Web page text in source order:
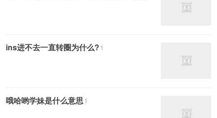
ins进不去一直转圈为什么? 1
哦哈哟学妹是什么意思1